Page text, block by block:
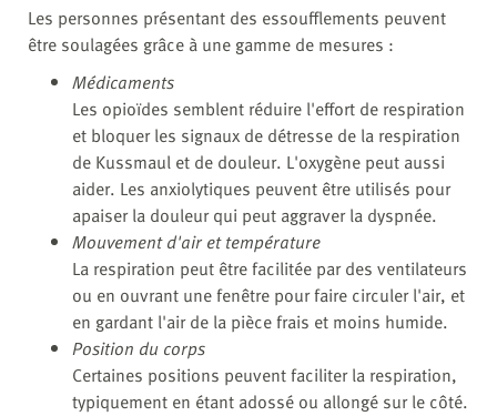
Les personnes présentant des essoufflements peuvent
être soulagées grâce à une gamme de mesures :
Médicaments
Les opioïdes semblent réduire l'effort de respiration
et bloquer les signaux de détresse de la respiration
de Kussmaul et de douleur. L'oxygène peut aussi
aider. Les anxiolytiques peuvent être utilisés pour
apaiser la douleur qui peut aggraver la dyspnée.
Mouvement d'air et température
La respiration peut être facilitée par des ventilateurs
ou en ouvrant une fenêtre pour faire circuler l'air, et
en gardant l'air de la pièce frais et moins humide.
Position du corps
Certaines positions peuvent faciliter la respiration,
typiquement en étant adossé ou allongé sur le côté.